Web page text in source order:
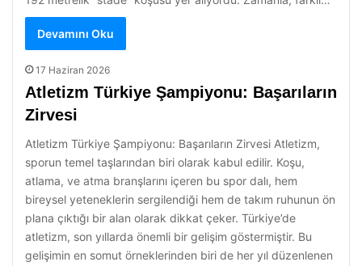
Devamını Oku
17 Haziran 2026
Atletizm Türkiye Şampiyonu: Başarıların
Zirvesi
Atletizm Türkiye Şampiyonu: Başarıların Zirvesi Atletizm,
sporun temel taşlarından biri olarak kabul edilir. Koşu,
atlama, ve atma branşlarını içeren bu spor dalı, hem
bireysel yeteneklerin sergilendiği hem de takım ruhunun ön
plana çıktığı bir alan olarak dikkat çeker. Türkiye’de
atletizm, son yıllarda önemli bir gelişim göstermiştir. Bu
gelişimin en somut örneklerinden biri de her yıl düzenlenen